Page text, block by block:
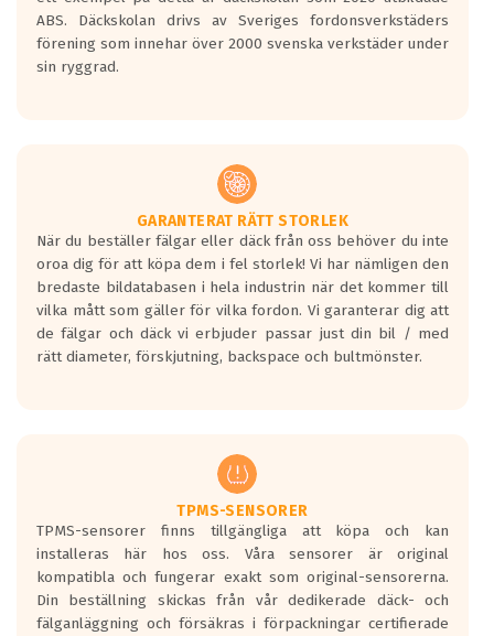
ABS. Däckskolan drivs av Sveriges fordonsverkstäders
förening som innehar över 2000 svenska verkstäder under
sin ryggrad.
GARANTERAT RÄTT STORLEK
När du beställer fälgar eller däck från oss behöver du inte
oroa dig för att köpa dem i fel storlek! Vi har nämligen den
bredaste bildatabasen i hela industrin när det kommer till
vilka mått som gäller för vilka fordon. Vi garanterar dig att
de fälgar och däck vi erbjuder passar just din bil / med
rätt diameter, förskjutning, backspace och bultmönster.
TPMS-SENSORER
TPMS-sensorer finns tillgängliga att köpa och kan
installeras här hos oss. Våra sensorer är original
kompatibla och fungerar exakt som original-sensorerna.
Din beställning skickas från vår dedikerade däck- och
fälganläggning och försäkras i förpackningar certifierade